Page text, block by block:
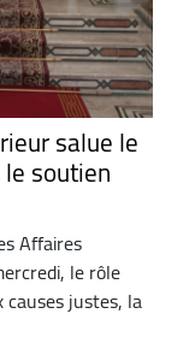
salue le
soutien
Affaires
le rôle
justes, la